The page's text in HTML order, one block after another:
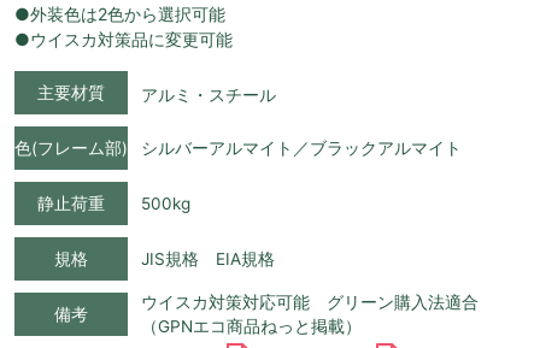
●外装色は2色から選択可能
●ウイスカ対策品に変更可能
主要材質 アルミ・スチール
色(フレーム部) シルバーアルマイト／ブラックアルマイト
静止荷重 500kg
規格 JIS規格 EIA規格
備考
ウイスカ対策対応可能 グリーン購入法適合
（GPNエコ商品ねっと掲載）